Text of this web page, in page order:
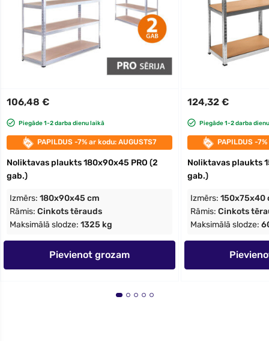
106,48 €
Piegāde 1-2 darba dienu laikā
PAPILDUS -7% ar kodu: AUGUSTS7
Noliktavas plaukts 180x90x45 PRO (2
gab.)
Izmērs: 180x90x45 cm
Rāmis: Cinkots tērauds
Maksimālā slodze: 1325 kg
Pievienot grozam
124,32 €
Piegāde 1-2 darba
PAPILDUS -
Noliktavas plaukts
gab.)
Izmērs: 150x75x40
Rāmis: Cinkots
Maksimālā slodze: